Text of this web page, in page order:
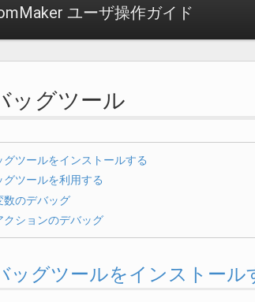
ユーザ操作ガイド
ッグツール
グツールをインストールする
グツールを利用する
数のデバッグ
クションのデバッグ
ッグツールをインストール